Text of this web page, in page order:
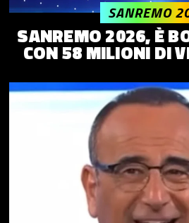
SANREMO 2026, È
CON 58 MILIONI DI
SANREMO